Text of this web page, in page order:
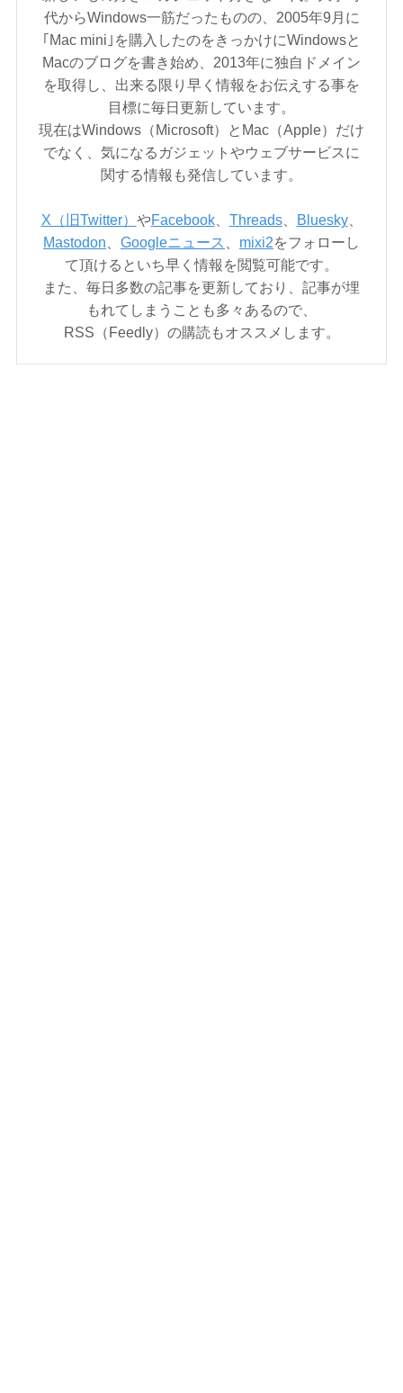
代からWindows一筋だったものの、2005年9月に
｢Mac mini｣を購入したのをきっかけにWindowsと
Macのブログを書き始め、2013年に独自ドメイン
を取得し、出来る限り早く情報をお伝えする事を
目標に毎日更新しています。
現在はWindows（Microsoft）とMac（Apple）だけ
でなく、気になるガジェットやウェブサービスに
関する情報も発信しています。
X（旧Twitter） やFacebook、 Threads、 Bluesky、
Mastodon
Googleニュース mixi2をフォローし
て頂けるといち早く情報を閲覧可能です。
また、毎日多数の記事を更新しており、記事が埋
もれてしまうことも多々あるので、
RSS（Feedly）の購読もオススメします。